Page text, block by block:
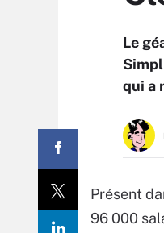
Le
qui a
Présent
96 000